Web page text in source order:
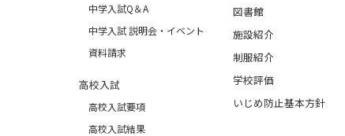
中学入試Q＆A
中学入試 説明会・イベント
資料請求
高校入試
高校入試要項
高校入試結果
図書館
施設紹介
制服紹介
学校評価
いじめ防止基本方針